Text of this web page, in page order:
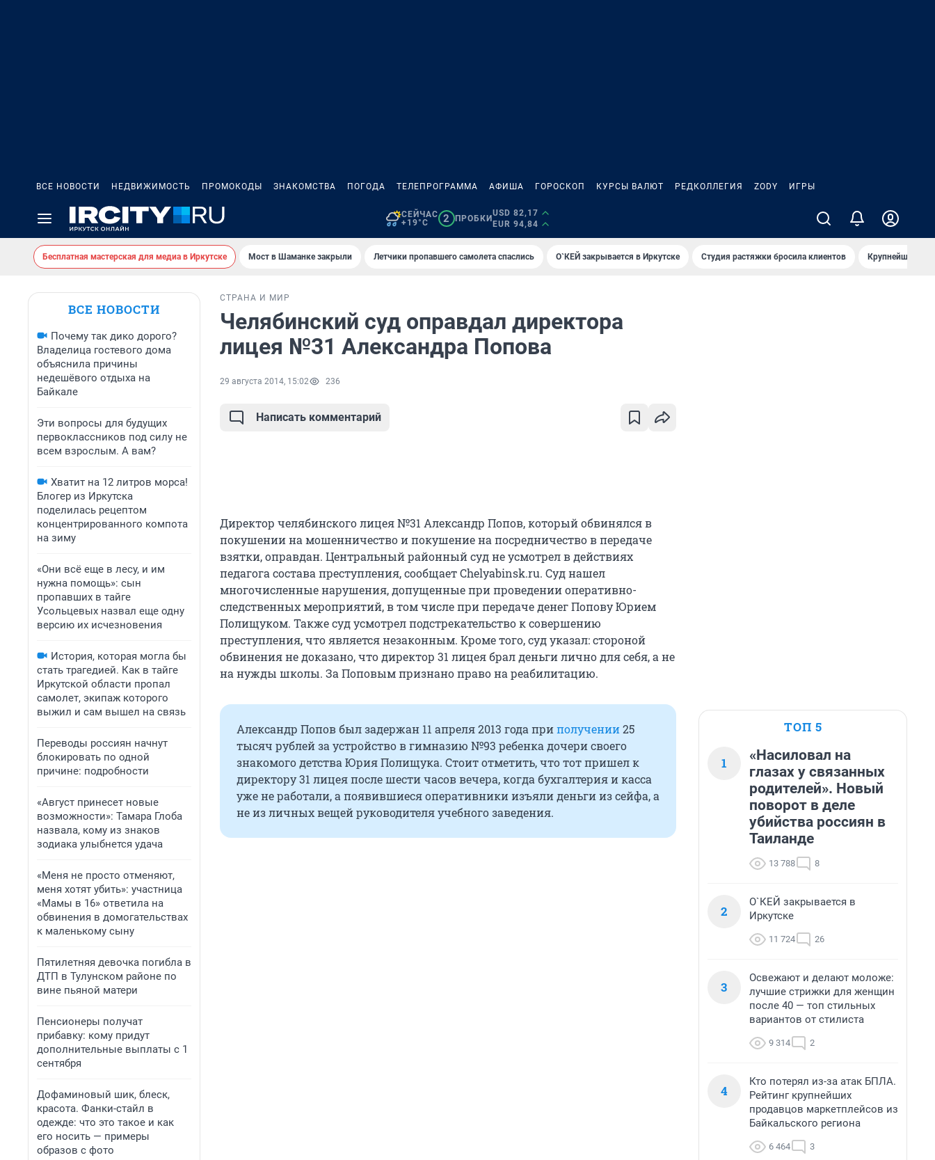
ВСЕ НОВОСТИ НЕДВИЖИМОСТЬ ПРОМОКОДЫ ЗНАКОМСТВА ПОГОДА ТЕЛЕПРОГРАММА АФИША ГОРОСКОП КУРСЫ ВАЛЮТ РЕДКОЛЛЕГИЯ ZODY ИГРЫ
СЕЙЧАС
+19°C
2 ПРОБКИ
USD 82,17
EUR 94,84
Бесплатная мастерская для медиа в Иркутске Мост в Шаманке закрыли Летчики пропавшего самолета спаслись О`КЕЙ закрывается в Иркутске Студия растяжки бросила клиентов Крупнейшие
ВСЕ НОВОСТИ
Почему так дико дорого?
Владелица гостевого дома
объяснила причины
недешёвого отдыха на
Байкале
Эти вопросы для будущих
первоклассников под силу не
всем взрослым. А вам?
Хватит на 12 литров морса!
Блогер из Иркутска
поделилась рецептом
концентрированного компота
на зиму
«Они всё еще в лесу, и им
нужна помощь»: сын
пропавших в тайге
Усольцевых назвал еще одну
версию их исчезновения
История, которая могла бы
стать трагедией. Как в тайге
Иркутской области пропал
самолет, экипаж которого
выжил и сам вышел на связь
Переводы россиян начнут
блокировать по одной
причине: подробности
«Август принесет новые
возможности»: Тамара Глоба
назвала, кому из знаков
зодиака улыбнется удача
«Меня не просто отменяют,
меня хотят убить»: участница
«Мамы в 16» ответила на
обвинения в домогательствах
к маленькому сыну
Пятилетняя девочка погибла в
ДТП в Тулунском районе по
вине пьяной матери
Пенсионеры получат
прибавку: кому придут
дополнительные выплаты с 1
сентября
Дофаминовый шик, блеск,
красота. Фанки-стайл в
одежде: что это такое и как
его носить — примеры
образов с фото
СТРАНА И МИР
Челябинский суд оправдал директора
лицея №31 Александра Попова
29 августа 2014, 15:02 236
Написать комментарий
Директор челябинского лицея №31 Александр Попов, который обвинялся в
покушении на мошенничество и покушение на посредничество в передаче
взятки, оправдан. Центральный районный суд не усмотрел в действиях
педагога состава преступления, сообщает Chelyabinsk.ru. Суд нашел
многочисленные нарушения, допущенные при проведении оперативно-
следственных мероприятий, в том числе при передаче денег Попову Юрием
Полищуком. Также суд усмотрел подстрекательство к совершению
преступления, что является незаконным. Кроме того, суд указал: стороной
обвинения не доказано, что директор 31 лицея брал деньги лично для себя, а не
на нужды школы. За Поповым признано право на реабилитацию.
Александр Попов был задержан 11 апреля 2013 года приполучении25
тысяч рублей за устройство в гимназию №93 ребенка дочери своего
знакомого детства Юрия Полищука. Стоит отметить, что тот пришел к
директору 31 лицея после шести часов вечера, когда бухгалтерия и касса
уже не работали, а появившиеся оперативники изъяли деньги из сейфа, а
не из личных вещей руководителя учебного заведения.
ТОП 5
1
«Насиловал на
глазах у связанных
родителей». Новый
поворот в деле
убийства россиян в
Таиланде
13 788 8
2
О`КЕЙ закрывается в
Иркутске
11 724 26
3
Освежают и делают моложе:
лучшие стрижки для женщин
после 40 — топ стильных
вариантов от стилиста
9 314 2
4
Кто потерял из-за атак БПЛА.
Рейтинг крупнейших
продавцов маркетплейсов из
Байкальского региона
6 464 3